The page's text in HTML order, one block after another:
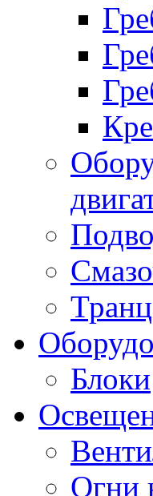
Блоки
Огни